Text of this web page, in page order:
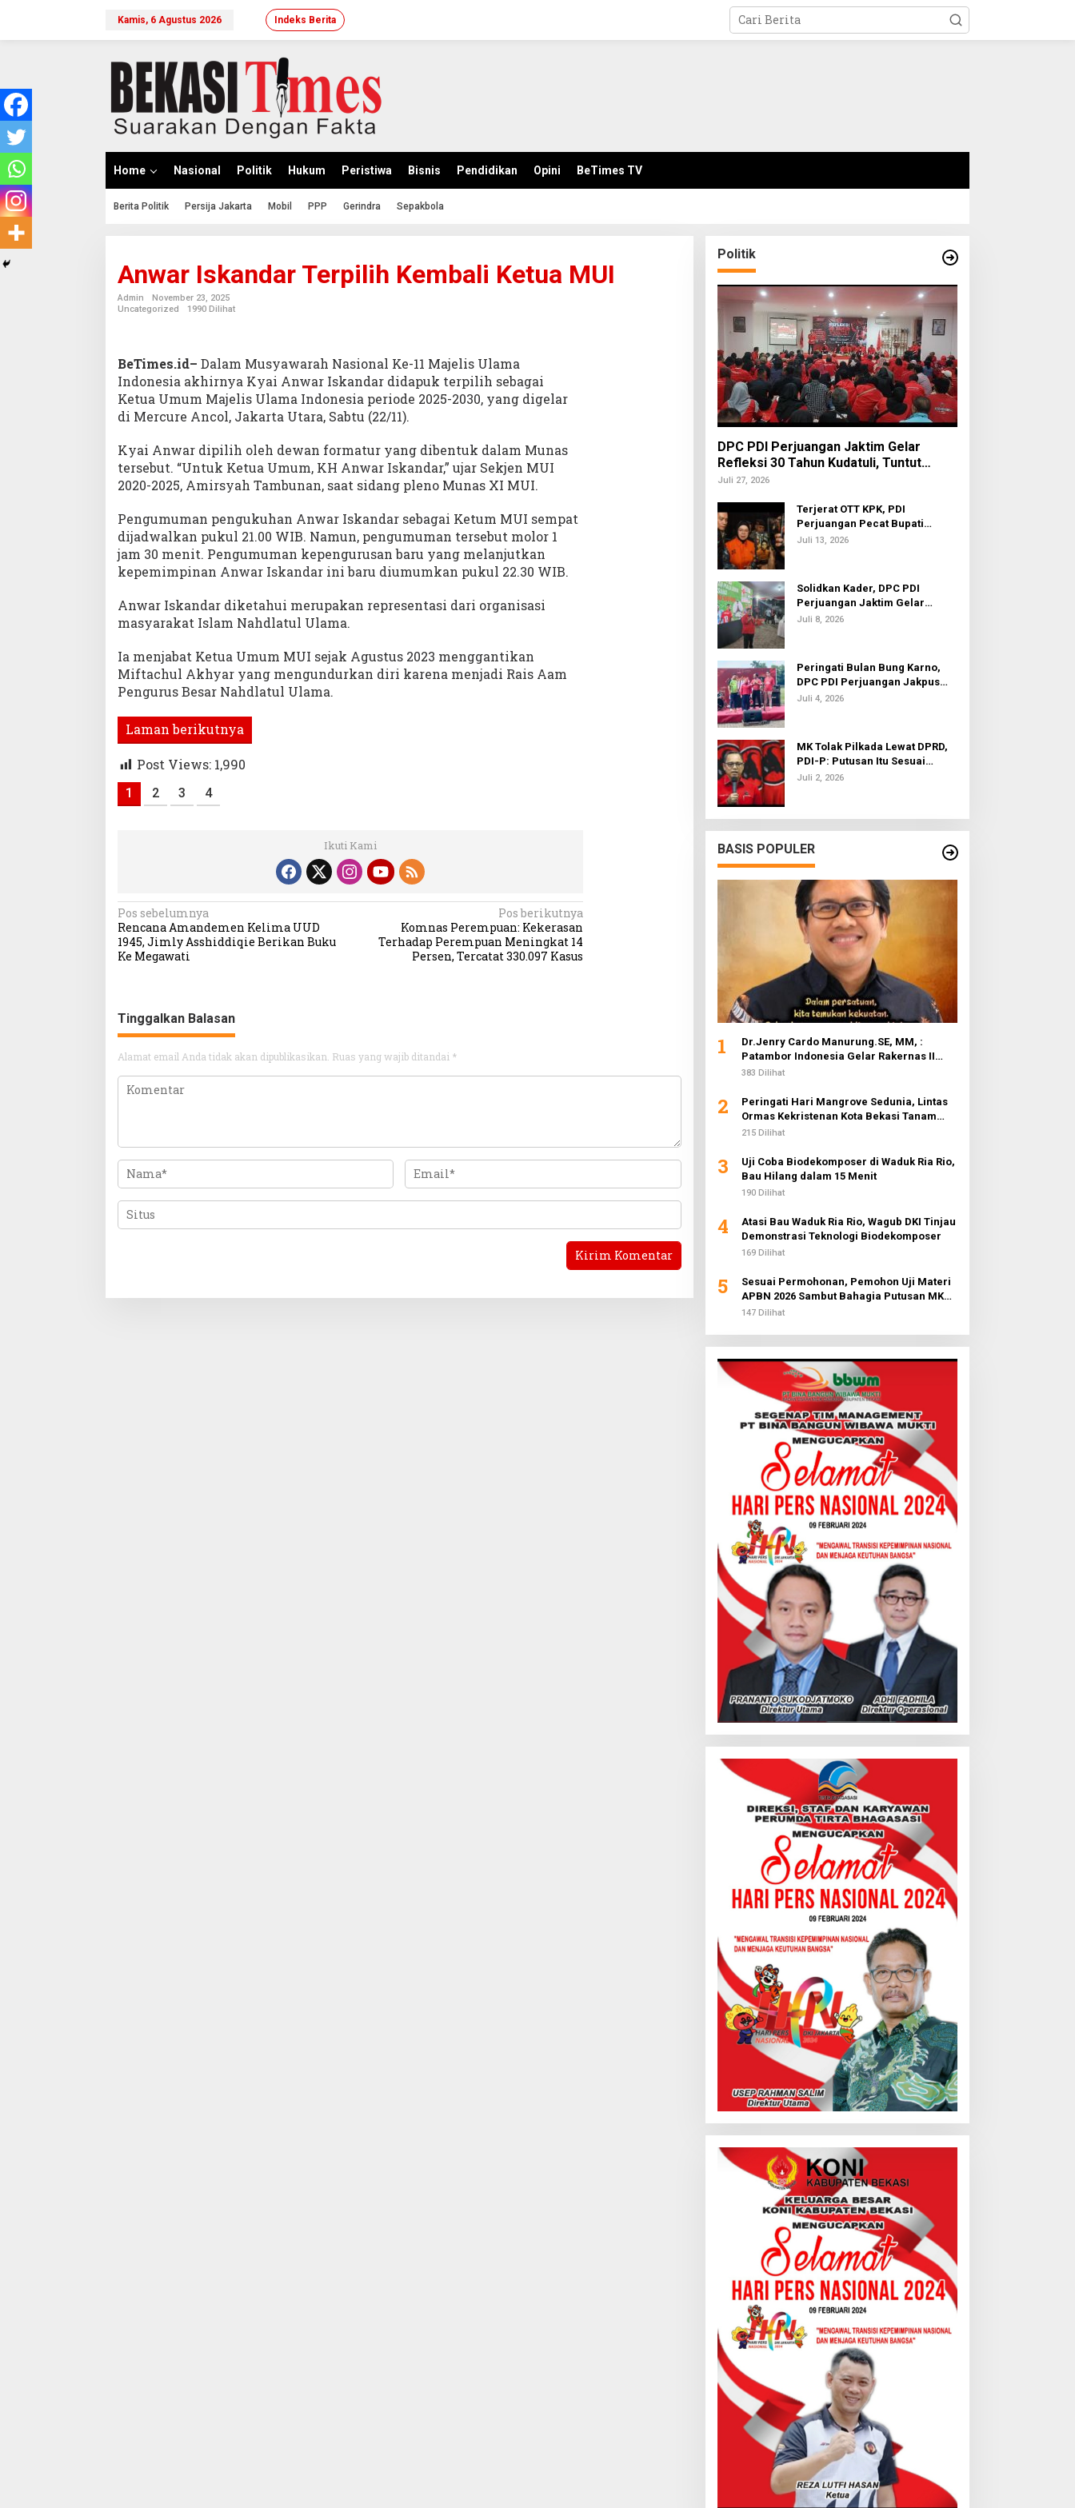
Kamis, 6 Agustus 2026 Indeks Berita
Home Nasional Politik Hukum Peristiwa Bisnis Pendidikan Opini BeTimes TV
Berita Politik Persija Jakarta Mobil PPP Gerindra Sepakbola
Anwar Iskandar Terpilih Kembali Ketua MUI
Admin
November 23, 2025
Uncategorized
1990 Dilihat
BeTimes.id– Dalam Musyawarah Nasional Ke-11 Majelis Ulama
Indonesia akhirnya Kyai Anwar Iskandar didapuk terpilih sebagai
Ketua Umum Majelis Ulama Indonesia periode 2025-2030, yang digelar
di Mercure Ancol, Jakarta Utara, Sabtu (22/11).
Kyai Anwar dipilih oleh dewan formatur yang dibentuk dalam Munas
tersebut. “Untuk Ketua Umum, KH Anwar Iskandar,” ujar Sekjen MUI
2020-2025, Amirsyah Tambunan, saat sidang pleno Munas XI MUI.
Pengumuman pengukuhan Anwar Iskandar sebagai Ketum MUI sempat
dijadwalkan pukul 21.00 WIB. Namun, pengumuman tersebut molor 1
jam 30 menit. Pengumuman kepengurusan baru yang melanjutkan
kepemimpinan Anwar Iskandar ini baru diumumkan pukul 22.30 WIB.
Anwar Iskandar diketahui merupakan representasi dari organisasi
masyarakat Islam Nahdlatul Ulama.
Ia menjabat Ketua Umum MUI sejak Agustus 2023 menggantikan
Miftachul Akhyar yang mengundurkan diri karena menjadi Rais Aam
Pengurus Besar Nahdlatul Ulama.
Laman berikutnya
Post Views: 1,990
1 2 3 4
Ikuti Kami
Navigasi
pos
Pos sebelumnya
Rencana Amandemen Kelima UUD
1945, Jimly Asshiddiqie Berikan Buku
Ke Megawati
Pos berikutnya
Komnas Perempuan: Kekerasan
Terhadap Perempuan Meningkat 14
Persen, Tercatat 330.097 Kasus
Tinggalkan Balasan
Alamat email Anda tidak akan dipublikasikan. Ruas yang wajib ditandai *
Politik
DPC PDI Perjuangan Jaktim Gelar
Refleksi 30 Tahun Kudatuli, Tuntut
Penuntasan Hukum Aktor Intelektual
Juli 27, 2026
Terjerat OTT KPK, PDI
Perjuangan Pecat Bupati
Sukoharjo Etik Suryani
Juli 13, 2026
Solidkan Kader, DPC PDI
Perjuangan Jaktim Gelar
Nobar Piala Dunia 2026
Juli 8, 2026
Peringati Bulan Bung Karno,
DPC PDI Perjuangan Jakpus
Gelar Turnamen Sepak Bola U-
Juli 4, 2026
MK Tolak Pilkada Lewat DPRD,
PDI-P: Putusan Itu Sesuai
dengan Semangat Reformasi
Juli 2, 2026
BASIS POPULER
1
Dr.Jenry Cardo Manurung.SE, MM, :
Patambor Indonesia Gelar Rakernas II
Evaluasi Program Kerja
383 Dilihat
2
Peringati Hari Mangrove Sedunia, Lintas
Ormas Kekristenan Kota Bekasi Tanam
3.000 Pohon di Pantai Sederhana
215 Dilihat
3
Uji Coba Biodekomposer di Waduk Ria Rio,
Bau Hilang dalam 15 Menit
190 Dilihat
4
Atasi Bau Waduk Ria Rio, Wagub DKI Tinjau
Demonstrasi Teknologi Biodekomposer
169 Dilihat
5
Sesuai Permohonan, Pemohon Uji Materi
APBN 2026 Sambut Bahagia Putusan MK
Soal Anggaran MBG
147 Dilihat